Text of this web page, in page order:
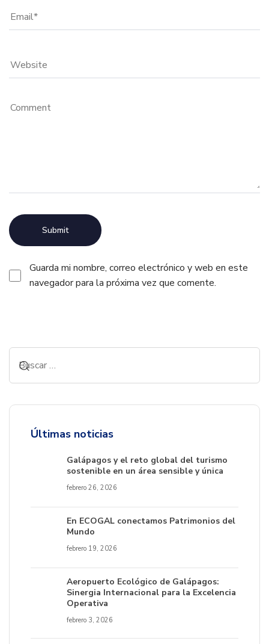
Guarda mi nombre, correo electrónico y web en este
navegador para la próxima vez que comente.
Últimas noticias
Galápagos y el reto global del turismo
sostenible en un área sensible y única
febrero 26, 2026
En ECOGAL conectamos Patrimonios del
Mundo
febrero 19, 2026
Aeropuerto Ecológico de Galápagos:
Sinergia Internacional para la Excelencia
Operativa
febrero 3, 2026